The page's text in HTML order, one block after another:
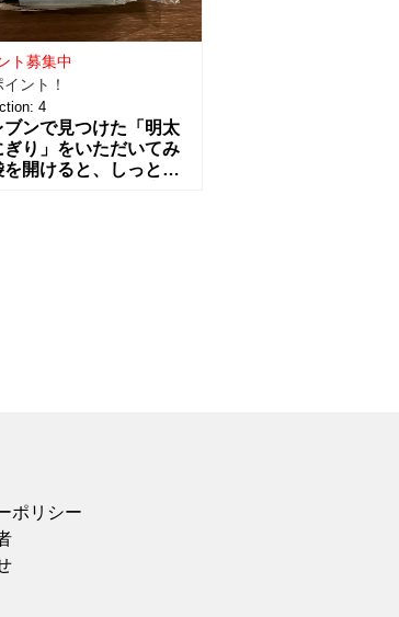
ト募集中
ント！
4
ブンで見つけた「明太
り」をいただいてみ
を開けると、しっとり
ポリシー